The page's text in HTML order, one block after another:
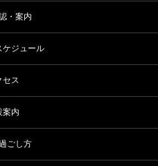
・案内
ケジュール
セス
案内
ごし方